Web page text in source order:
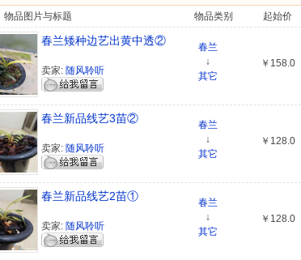
物品图片与标题
物品类别 起始价
春兰矮种边艺出黄中透②
卖家: 随风聆听
春兰
↓
其它
￥158.0
春兰新品线艺3苗②
卖家: 随风聆听
春兰
↓
其它
￥128.0
春兰新品线艺2苗①
卖家: 随风聆听
春兰
↓
其它
￥128.0